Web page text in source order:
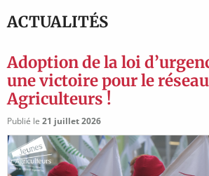
ACTUALITÉS
Adoption de la loi
une victoire pour le
Agriculteurs !
Publié le 21 juillet 2026